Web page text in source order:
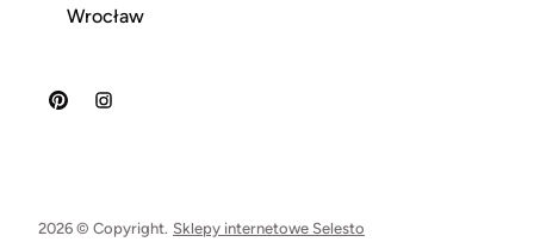
Wrocław
2026 © Copyright. Sklepy internetowe Selesto